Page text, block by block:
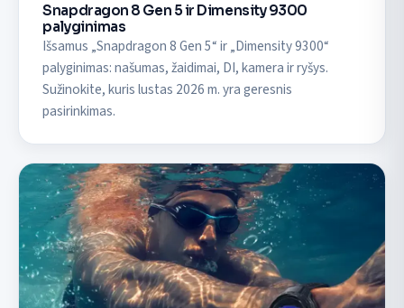
Snapdragon 8 Gen 5 ir Dimensity 9300
palyginimas
Išsamus „Snapdragon 8 Gen 5“ ir „Dimensity 9300“
palyginimas: našumas, žaidimai, DI, kamera ir ryšys.
Sužinokite, kuris lustas 2026 m. yra geresnis
pasirinkimas.